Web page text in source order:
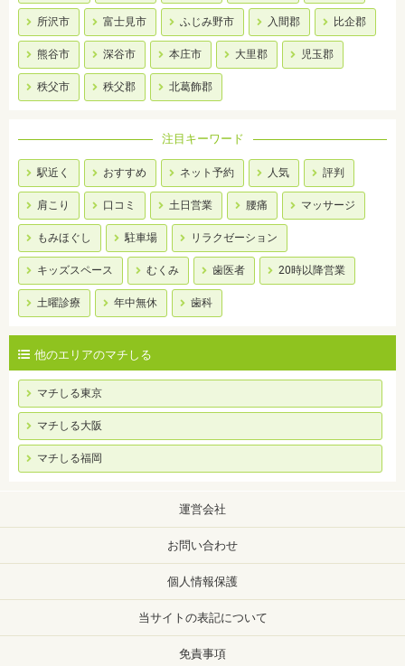
所沢市 富士見市 ふじみ野市 入間郡 比企郡
熊谷市 深谷市 本庄市 大里郡 児玉郡
秩父市 秩父郡 北葛飾郡
注目キーワード
駅近く おすすめ ネット予約 人気 評判
肩こり 口コミ 土日営業 腰痛 マッサージ
もみほぐし 駐車場 リラクゼーション
キッズスペース むくみ 歯医者 20時以降営業
土曜診療 年中無休 歯科
他のエリアのマチしる
マチしる東京
マチしる大阪
マチしる福岡
運営会社
お問い合わせ
個人情報保護
当サイトの表記について
免責事項